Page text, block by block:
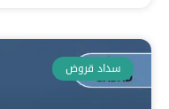
سداد قروض